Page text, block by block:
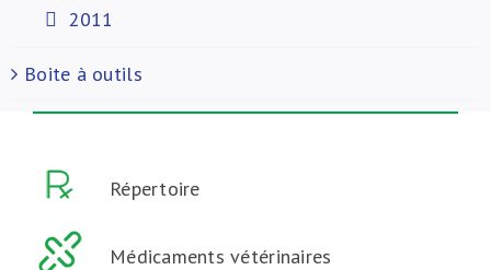
2011
Boite à outils
Répertoire
Médicaments vétérinaires